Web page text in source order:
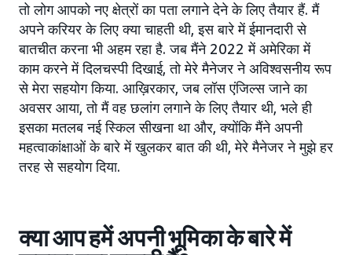
तो लोग आपको नए क्षेत्रों का पता लगाने देने के लिए तैयार हैं. मैं
अपने करियर के लिए क्या चाहती थी, इस बारे में ईमानदारी से
बातचीत करना भी अहम रहा है. जब मैंने 2022 में अमेरिका में
काम करने में दिलचस्पी दिखाई, तो मेरे मैनेजर ने अविश्वसनीय रूप
से मेरा सहयोग किया. आख़िरकार, जब लॉस एंजिल्स जाने का
अवसर आया, तो मैं वह छलांग लगाने के लिए तैयार थी, भले ही
इसका मतलब नई स्किल सीखना था और, क्योंकि मैंने अपनी
महत्वाकांक्षाओं के बारे में खुलकर बात की थी, मेरे मैनेजर ने मुझे हर
तरह से सहयोग दिया.
क्या आप हमें अपनी भूमिका के बारे में